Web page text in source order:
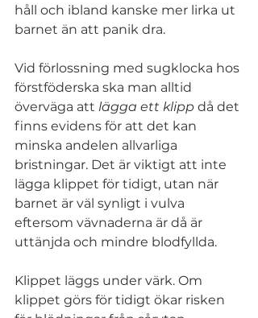
håll och ibland kanske mer lirka ut
barnet än att panik dra.
Vid förlossning med sugklocka hos
förstföderska ska man alltid
överväga att lägga ett klipp då det
finns evidens för att det kan
minska andelen allvarliga
bristningar. Det är viktigt att inte
lägga klippet för tidigt, utan när
barnet är väl synligt i vulva
eftersom vävnaderna är då är
uttänjda och mindre blodfyllda.
Klippet läggs under värk. Om
klippet görs för tidigt ökar risken